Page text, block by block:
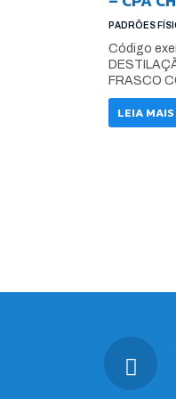
PADRÕES
Código
FRASCO
LEIA MAIS